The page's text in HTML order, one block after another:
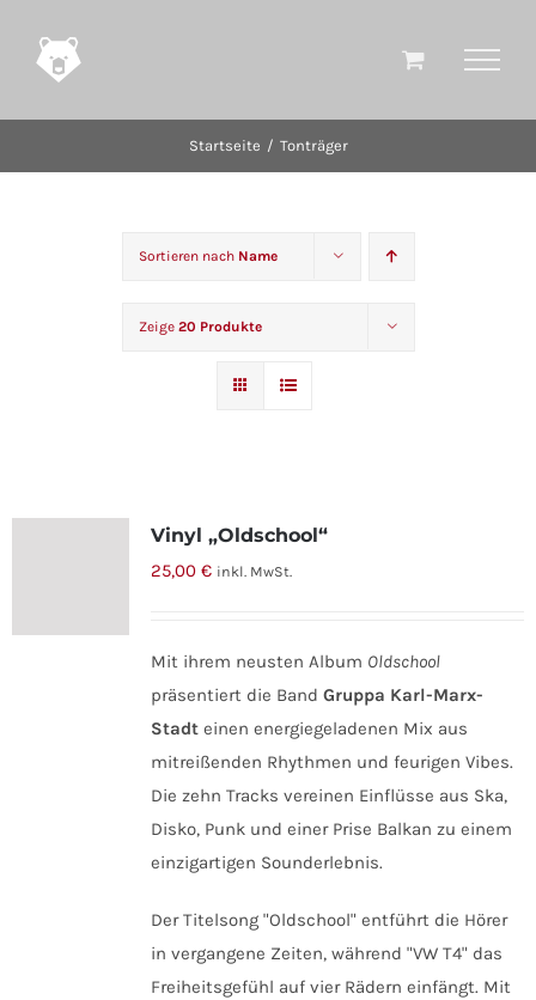
Inhalt
springen
Startseite Tonträger
Sortieren nach Name
Zeige 20 Produkte
Vinyl „Oldschool“
25,00 € inkl. MwSt.
Mit ihrem neusten Album Oldschool
präsentiert die Band Gruppa Karl-Marx-
Stadteinen energiegeladenen Mix aus
mitreißenden Rhythmen und feurigen Vibes.
Die zehn Tracks vereinen Einflüsse aus Ska,
Disko, Punk und einer Prise Balkan zu einem
einzigartigen Sounderlebnis.
Der Titelsong "Oldschool" entführt die Hörer
in vergangene Zeiten, während "VW T4" das
Freiheitsgefühl auf vier Rädern einfängt. Mit